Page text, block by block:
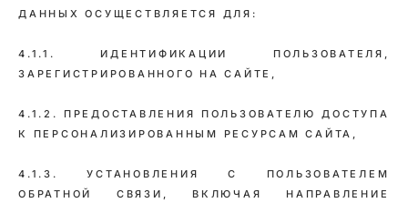
ДАННЫХ ОСУЩЕСТВЛЯЕТСЯ ДЛЯ:
4.1.1. ИДЕНТИФИКАЦИИ ПОЛЬЗОВАТЕЛЯ,
ЗАРЕГИСТРИРОВАННОГО НА САЙТЕ,
4.1.2. ПРЕДОСТАВЛЕНИЯ ПОЛЬЗОВАТЕЛЮ ДОСТУПА
К ПЕРСОНАЛИЗИРОВАННЫМ РЕСУРСАМ САЙТА,
4.1.3. УСТАНОВЛЕНИЯ С ПОЛЬЗОВАТЕЛЕМ
ОБРАТНОЙ СВЯЗИ, ВКЛЮЧАЯ НАПРАВЛЕНИЕ